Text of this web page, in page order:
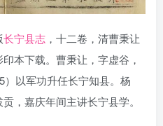
长宁县志 ，十二卷，清曹秉让
本下载。曹秉让，字虚谷，
以军功升任长宁知县。杨
，嘉庆年间主讲长宁县学。